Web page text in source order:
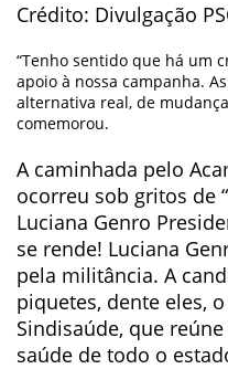
Crédito: Divulgação
“Tenho sentido que há um
apoio à nossa campanha.
alternativa real, de
comemorou.
A caminhada pelo
ocorreu sob gritos de
Luciana Genro
se rende! Luciana
pela militância. A
piquetes, dente eles,
Sindisaúde, que
saúde de todo o